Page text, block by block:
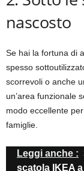
nascosto
Se hai la fortuna di
spesso
scorrevoli o anche
un’area funzionale
modo eccellente
famiglie.
Leggi anche :
scatola IKEA